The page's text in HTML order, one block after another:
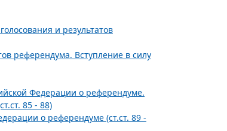
и результатов
референдума. Вступление в силу
Федерации о референдуме.
85 - 88)
о референдуме (ст.ст. 89 -